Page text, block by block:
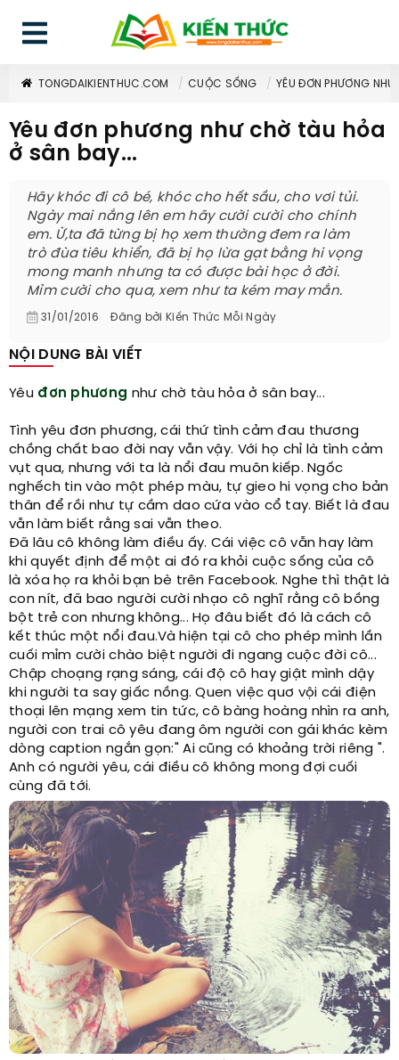
TONGDAIKIENTHUC.COM CUỘC SỐNG YÊU ĐƠN PHƯƠNG
Yêu đơn phương như chờ tàu hỏa
ở sân bay...
Hãy khóc đi cô bé, khóc cho hết sầu, cho vơi tủi.
Ngày mai nắng lên em hãy cười cười cho chính
em. Ừ,ta đã từng bị họ xem thường đem ra làm
trò đùa tiêu khiển, đã bị họ lừa gạt bằng hi vọng
mong manh nhưng ta có được bài học ở đời.
Mỉm cười cho qua, xem như ta kém may mắn.
31/01/2016 Đăng bởi Kiến Thức Mỗi Ngày
NỘI DUNG BÀI VIẾT
Yêu đơn phương như chờ tàu hỏa ở sân bay...
Tình yêu đơn phương, cái thứ tình cảm đau thương
chồng chất bao đời nay vẫn vậy. Với họ chỉ là tình cảm
vụt qua, nhưng với ta là nổi đau muôn kiếp. Ngốc
nghếch tin vào một phép màu, tự gieo hi vọng cho bản
thân để rồi như tự cầm dao cứa vào cổ tay. Biết là đau
vẫn làm biết rằng sai vẫn theo.
Đã lâu cô không làm điều ấy. Cái việc cô vẫn hay làm
khi quyết định để một ai đó ra khỏi cuộc sống của cô
là xóa họ ra khỏi bạn bè trên Facebook. Nghe thì thật là
con nít, đã bao người cười nhạo cô nghĩ rằng cô bồng
bột trẻ con nhưng không... Họ đâu biết đó là cách cô
kết thúc một nổi đau.Và hiện tại cô cho phép mình lần
cuối mỉm cười chào biệt người đi ngang cuộc đời cô...
Chập choạng rạng sáng, cái độ cô hay giật mình dậy
khi người ta say giấc nồng. Quen việc quơ vội cái điện
thoại lên mạng xem tin tức, cô bàng hoàng nhìn ra anh,
người con trai cô yêu đang ôm người con gái khác kèm
dòng caption ngắn gọn:" Ai cũng có khoảng trời riêng ".
Anh có người yêu, cái điều cô không mong đợi cuối
cùng đã tới.